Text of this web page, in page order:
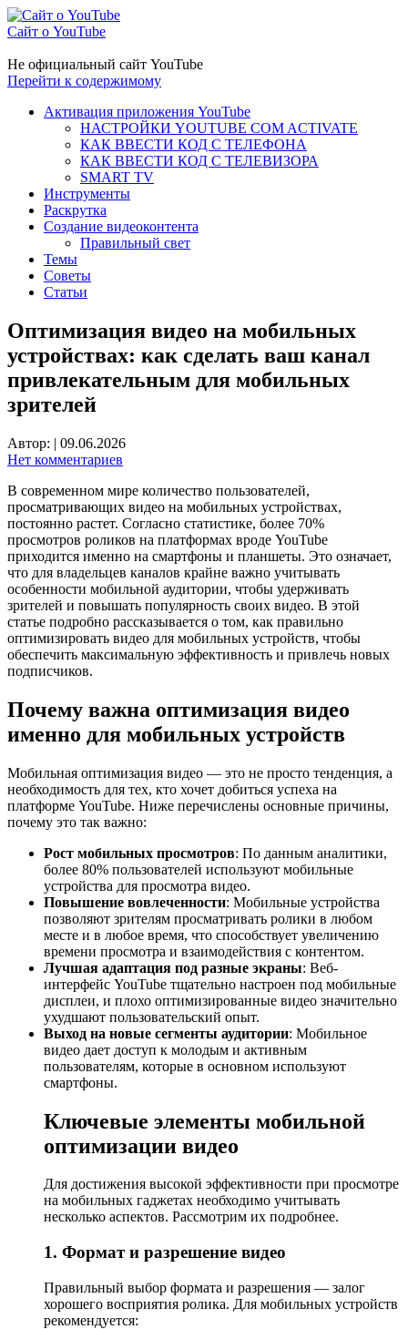
Сайт о YouTube
Не официальный сайт YouTube
Перейти к содержимому
Активация приложения YouTube
НАСТРОЙКИ YOUTUBE COM ACTIVATE
КАК ВВЕСТИ КОД С ТЕЛЕФОНА
КАК ВВЕСТИ КОД С ТЕЛЕВИЗОРА
SMART TV
Инструменты
Раскрутка
Создание видеоконтента
Правильный свет
Темы
Советы
Статьи
Оптимизация видео на мобильных
устройствах: как сделать ваш канал
привлекательным для мобильных
зрителей
Автор: | 09.06.2026
Нет комментариев
В современном мире количество пользователей,
просматривающих видео на мобильных устройствах,
постоянно растет. Согласно статистике, более 70%
просмотров роликов на платформах вроде YouTube
приходится именно на смартфоны и планшеты. Это означает,
что для владельцев каналов крайне важно учитывать
особенности мобильной аудитории, чтобы удерживать
зрителей и повышать популярность своих видео. В этой
статье подробно рассказывается о том, как правильно
оптимизировать видео для мобильных устройств, чтобы
обеспечить максимальную эффективность и привлечь новых
подписчиков.
Почему важна оптимизация видео
именно для мобильных устройств
Мобильная оптимизация видео — это не просто тенденция, а
необходимость для тех, кто хочет добиться успеха на
платформе YouTube. Ниже перечислены основные причины,
почему это так важно:
Рост мобильных просмотров: По данным аналитики,
более 80% пользователей используют мобильные
устройства для просмотра видео.
Повышение вовлеченности: Мобильные устройства
позволяют зрителям просматривать ролики в любом
месте и в любое время, что способствует увеличению
времени просмотра и взаимодействия с контентом.
Лучшая адаптация под разные экраны: Веб-
интерфейс YouTube тщательно настроен под мобильные
дисплеи, и плохо оптимизированные видео значительно
ухудшают пользовательский опыт.
Выход на новые сегменты аудитории: Мобильное
видео дает доступ к молодым и активным
пользователям, которые в основном используют
смартфоны.
Ключевые элементы мобильной
оптимизации видео
Для достижения высокой эффективности при просмотре
на мобильных гаджетах необходимо учитывать
несколько аспектов. Рассмотрим их подробнее.
1. Формат и разрешение видео
Правильный выбор формата и разрешения — залог
хорошего восприятия ролика. Для мобильных устройств
рекомендуется: